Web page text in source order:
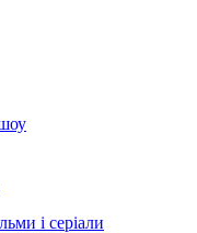
і серіали